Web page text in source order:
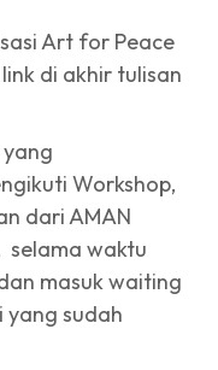
Art for Peace
di akhir tulisan
Workshop,
dari AMAN
selama waktu
masuk waiting
yang sudah